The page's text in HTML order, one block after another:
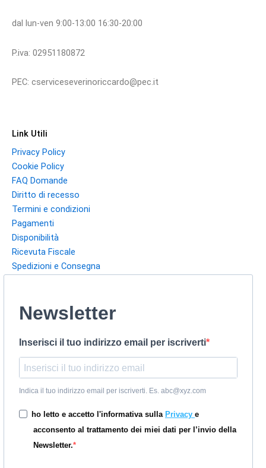
dal lun-ven 9:00-13:00 16:30-20:00
P.iva: 02951180872
PEC: cserviceseverinoriccardo@pec.it
Link Utili
Privacy Policy
Cookie Policy
FAQ Domande
Diritto di recesso
Termini e condizioni
Pagamenti
Disponibilità
Ricevuta Fiscale
Spedizioni e Consegna
Newsletter
Inserisci il tuo indirizzo email per iscriverti
Indica il tuo indirizzo email per iscriverti. Es. abc@xyz.com
ho letto e accetto l'informativa sulla Privacy e
acconsento al trattamento dei miei dati per l’invio della
Newsletter.